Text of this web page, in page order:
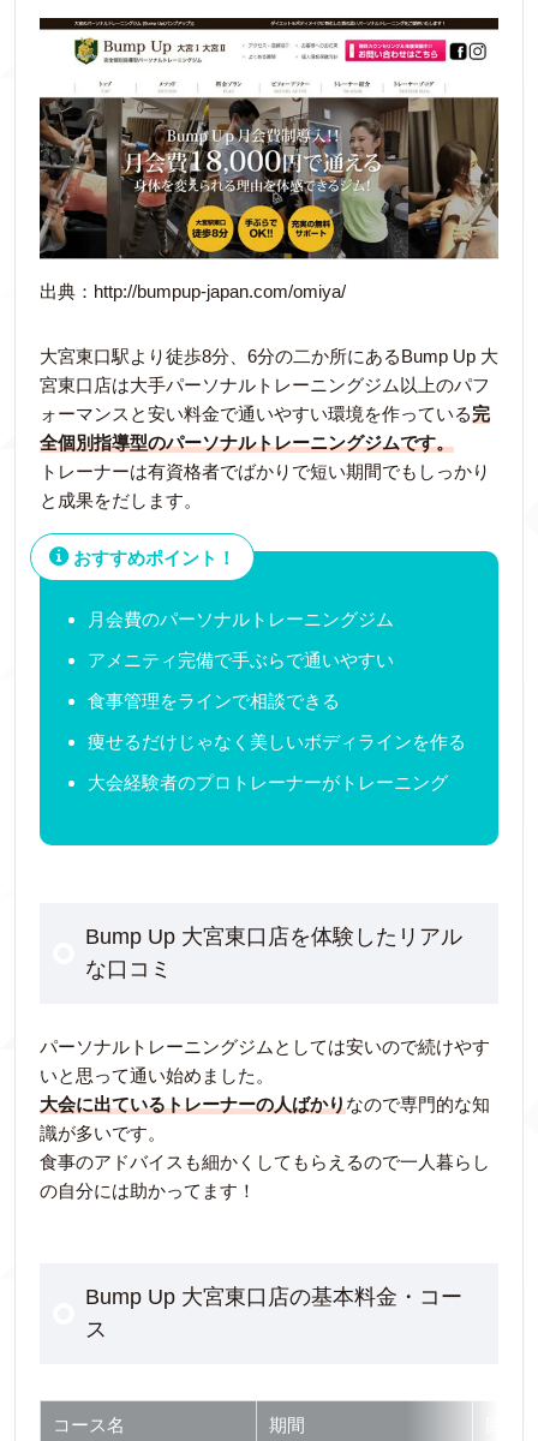
出典：http://bumpup-japan.com/omiya/
大宮東口駅より徒歩8分、6分の二か所にあるBump Up 大
宮東口店は大手パーソナルトレーニングジム以上のパフ
ォーマンスと安い料金で通いやすい環境を作っている完
全個別指導型のパーソナルトレーニングジムです。
トレーナーは有資格者でばかりで短い期間でもしっかり
と成果をだします。
おすすめポイント！
月会費のパーソナルトレーニングジム
アメニティ完備で手ぶらで通いやすい
食事管理をラインで相談できる
痩せるだけじゃなく美しいボディラインを作る
大会経験者のプロトレーナーがトレーニング
Bump Up 大宮東口店を体験したリアル
な口コミ
パーソナルトレーニングジムとしては安いので続けやす
いと思って通い始めました。
大会に出ているトレーナーの人ばかりなので専門的な知
識が多いです。
食事のアドバイスも細かくしてもらえるので一人暮らし
の自分には助かってます！
Bump Up 大宮東口店の基本料金・コー
ス
コース名 期間